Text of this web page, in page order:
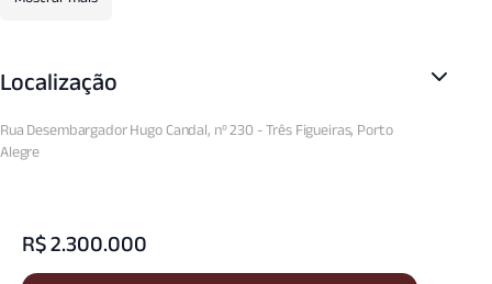
Localização
Rua Desembargador Hugo Candal, nº 230 - Três Figueiras, Porto
Alegre
R$ 2.300.000